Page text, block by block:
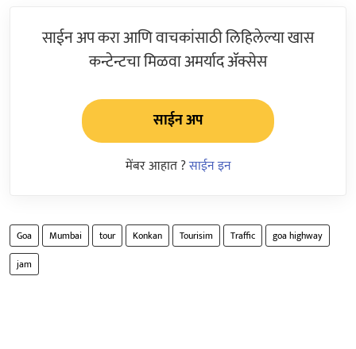
साईन अप करा आणि वाचकांसाठी लिहिलेल्या खास
कन्टेन्टचा मिळवा अमर्याद ॲक्सेस
साईन अप
मेंबर आहात ?साईन इन
Goa Mumbai tour Konkan Tourisim Traffic
goa highway
jam